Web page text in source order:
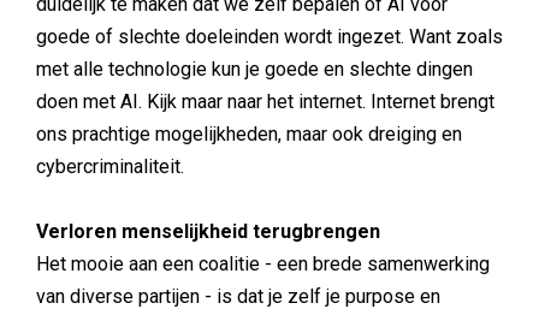
goede of slechte doeleinden wordt ingezet. Want zoals
met alle technologie kun je goede en slechte dingen
doen met AI. Kijk maar naar het internet. Internet brengt
ons prachtige mogelijkheden, maar ook dreiging en
cybercriminaliteit.
Verloren menselijkheid terugbrengen
Het mooie aan een coalitie - een brede samenwerking
van diverse partijen - is dat je zelf je purpose en